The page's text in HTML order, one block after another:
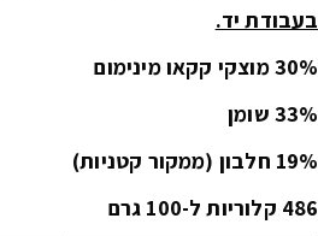
בעבודת יד.
30% מוצקי קקאו מינימום
33% שומן
19% חלבון (ממקור קטניות)
486 קלוריות ל-100 גרם